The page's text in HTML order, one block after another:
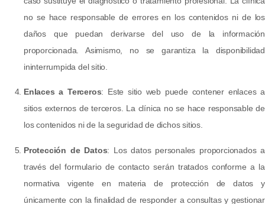
no se hace responsable de errores en los contenidos ni de los
daños que puedan derivarse del uso de la información
proporcionada. Asimismo, no se garantiza la disponibilidad
ininterrumpida del sitio.
Enlaces a Terceros: Este sitio web puede contener enlaces a
sitios externos de terceros. La clínica no se hace responsable de
los contenidos ni de la seguridad de dichos sitios.
Protección de Datos: Los datos personales proporcionados a
través del formulario de contacto serán tratados conforme a la
normativa vigente en materia de protección de datos y
únicamente con la finalidad de responder a consultas y gestionar